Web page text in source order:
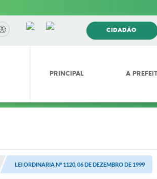
CIDADÃO
PRINCIPAL A
LEI ORDINARIA Nº 1120, 06 DE DEZEMBRO DE 1999